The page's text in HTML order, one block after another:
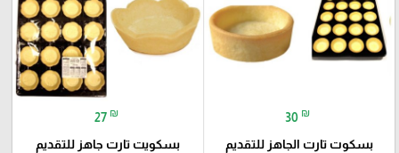
30 ₪
بسكوت تارت الجاهز للتقديم
27 ₪
بسكويت تارت جاهز للتقديم